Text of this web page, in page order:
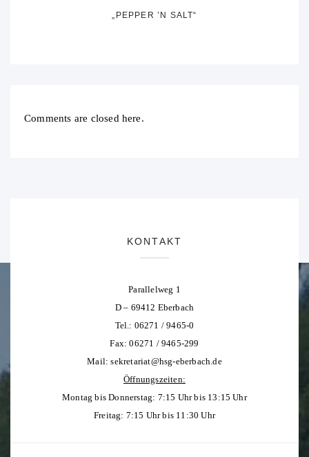
„PEPPER ’N SALT“
Comments are closed here.
KONTAKT
Parallelweg 1
D – 69412 Eberbach
Tel.: 06271 / 9465-0
Fax: 06271 / 9465-299
Mail:sekretariat@hsg-eberbach.de
Öffnungszeiten:
Montag bis Donnerstag: 7:15 Uhr bis 13:15 Uhr
Freitag: 7:15 Uhr bis 11:30 Uhr